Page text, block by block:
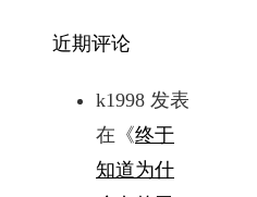
近期评论
k1998 发表
在《终于
知道为什